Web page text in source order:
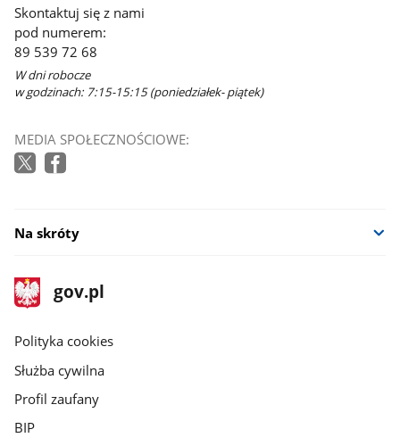
Skontaktuj się z nami
pod numerem:
89 539 72 68
W dni robocze
w godzinach: 7:15-15:15 (poniedziałek- piątek)
MEDIA SPOŁECZNOŚCIOWE:
Na skróty
stopka
gov.pl
Strona
gov.pl
gov.pl
Polityka cookies
Służba cywilna
Profil zaufany
BIP